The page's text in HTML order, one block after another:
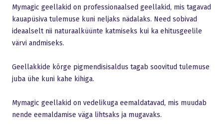
Mymagic geellakid on professionaalsed geellakid, mis tagavad
kauapüsiva tulemuse kuni neljaks nädalaks. Need sobivad
ideaalselt nii naturaalküünte katmiseks kui ka ehitusgeelile
värvi andmiseks.
Geellakkide kõrge pigmendisisaldus tagab soovitud tulemuse
juba ühe kuni kahe kihiga.
Mymagic geellakid on vedelikuga eemaldatavad, mis muudab
nende eemaldamise väga lihtsaks ja mugavaks.